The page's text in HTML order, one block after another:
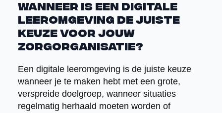
Wanneer is een digitale
leeromgeving de juiste
keuze voor jouw
zorgorganisatie?
Een digitale leeromgeving is de juiste keuze
wanneer je te maken hebt met een grote,
verspreide doelgroep, wanneer situaties
regelmatig herhaald moeten worden of